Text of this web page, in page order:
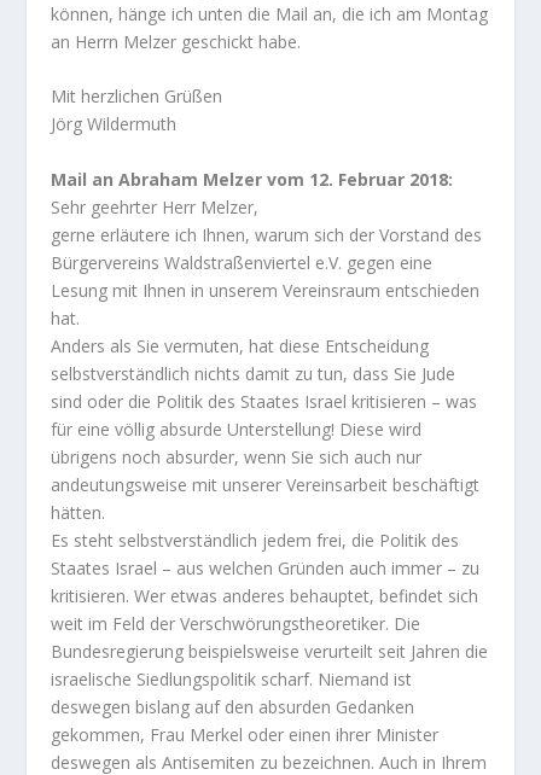
können, hänge ich unten die Mail an, die ich am Montag
an Herrn Melzer geschickt habe.
Mit herzlichen Grüßen
Jörg Wildermuth
Mail an Abraham Melzer vom 12. Februar 2018:
Sehr geehrter Herr Melzer,
gerne erläutere ich Ihnen, warum sich der Vorstand des
Bürgervereins Waldstraßenviertel e.V. gegen eine
Lesung mit Ihnen in unserem Vereinsraum entschieden
hat.
Anders als Sie vermuten, hat diese Entscheidung
selbstverständlich nichts damit zu tun, dass Sie Jude
sind oder die Politik des Staates Israel kritisieren – was
für eine völlig absurde Unterstellung! Diese wird
übrigens noch absurder, wenn Sie sich auch nur
andeutungsweise mit unserer Vereinsarbeit beschäftigt
hätten.
Es steht selbstverständlich jedem frei, die Politik des
Staates Israel – aus welchen Gründen auch immer – zu
kritisieren. Wer etwas anderes behauptet, befindet sich
weit im Feld der Verschwörungstheoretiker. Die
Bundesregierung beispielsweise verurteilt seit Jahren die
israelische Siedlungspolitik scharf. Niemand ist
deswegen bislang auf den absurden Gedanken
gekommen, Frau Merkel oder einen ihrer Minister
deswegen als Antisemiten zu bezeichnen. Auch in Ihrem